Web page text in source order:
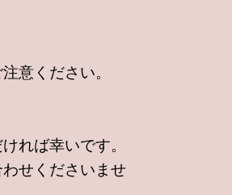
意ください。
れば幸いです。
せくださいませ